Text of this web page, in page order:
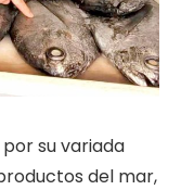
su variada
del mar,